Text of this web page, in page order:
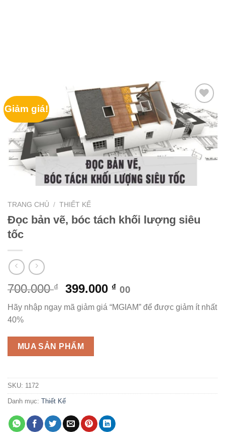
Giảm giá!
TRANG CHỦ / THIẾT KẾ
Đọc bản vẽ, bóc tách khối lượng siêu
tốc
700.000₫
Giá
gốc
là:
399.000 ₫Giá
tại
00
Hãy nhập ngay mã giảm giá “MGIAM” để được giảm ít nhất
40%
MUA SẢN PHẨM
SKU: 1172
Danh mục: Thiết Kế